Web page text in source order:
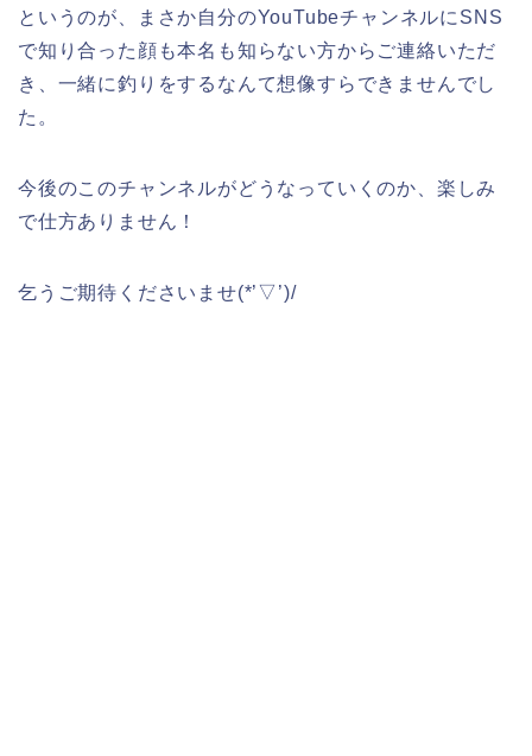
というのが、まさか自分のYouTubeチャンネルにSNS
で知り合った顔も本名も知らない方からご連絡いただ
き、一緒に釣りをするなんて想像すらできませんでし
た。
今後のこのチャンネルがどうなっていくのか、楽しみ
で仕方ありません！
乞うご期待くださいませ(*’▽’)/